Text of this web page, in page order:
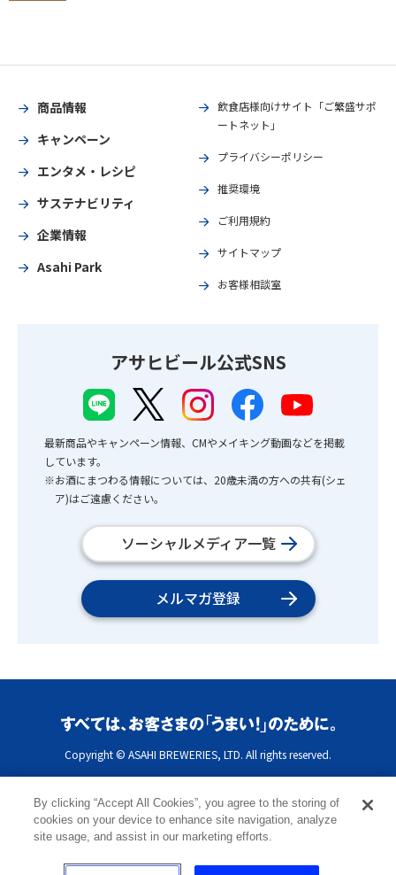
商品情報
キャンペーン
エンタメ・レシピ
サステナビリティ
企業情報
Asahi Park
飲食店様向けサイト「ご繁盛サポ
ートネット」
プライバシーポリシー
推奨環境
ご利用規約
サイトマップ
お客様相談室
アサヒビール公式SNS
最新商品やキャンペーン情報、CMやメイキング動画などを掲載
しています。
※お酒にまつわる情報については、20歳未満の方への共有(シェ
ア)はご遠慮ください。
ソーシャルメディア一覧
メルマガ登録
Copyright © ASAHI BREWERIES, LTD. All rights reserved.
By clicking “Accept All Cookies”, you agree to the storing of
cookies on your device to enhance site navigation, analyze
site usage, and assist in our marketing efforts.